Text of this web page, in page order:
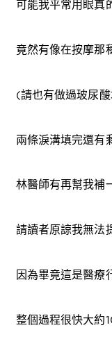
可能我平常用眼真
竟然有像在按摩那
(請也有做過玻尿
兩條淚溝填完還有
林醫師有再幫我補
請讀者原諒我無法
因為畢竟這是醫療
整個過程很快大約